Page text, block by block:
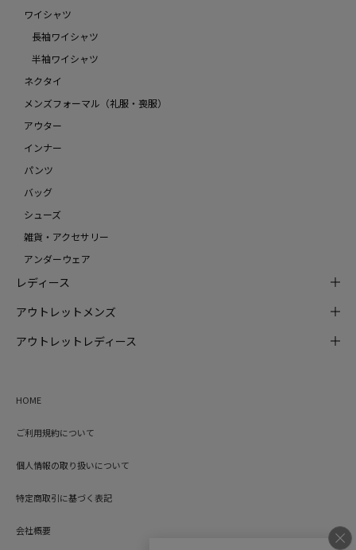
ワイシャツ
長袖ワイシャツ
半袖ワイシャツ
ネクタイ
メンズフォーマル（礼服・喪服）
アウター
インナー
パンツ
バッグ
シューズ
雑貨・アクセサリー
アンダーウェア
レディース
アウトレットメンズ
アウトレットレディース
HOME
ご利用規約について
個人情報の取り扱いについて
特定商取引に基づく表記
会社概要